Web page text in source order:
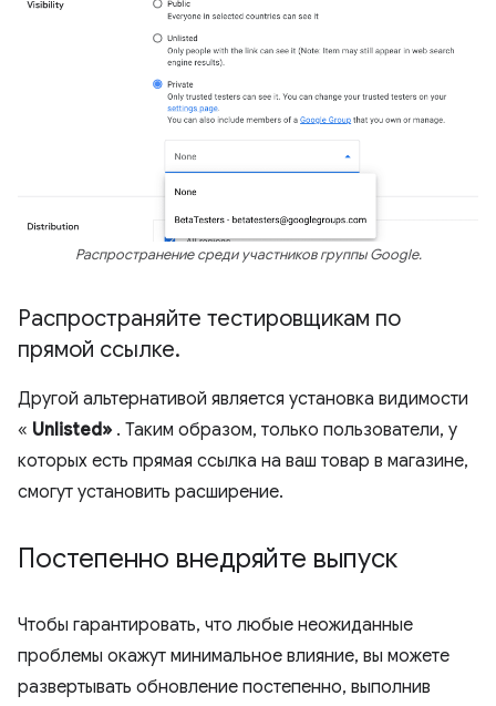
Распространение среди участников группы Google.
Распространяйте тестировщикам по
прямой ссылке.
Другой альтернативой является установка видимости
« Unlisted» . Таким образом, только пользователи, у
которых есть прямая ссылка на ваш товар в магазине,
смогут установить расширение.
Постепенно внедряйте выпуск
Чтобы гарантировать, что любые неожиданные
проблемы окажут минимальное влияние, вы можете
развертывать обновление постепенно, выполнив